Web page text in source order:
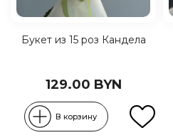
Букет из 15 роз Кандела
129.00 BYN
В корзину